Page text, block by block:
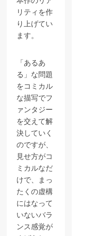
リティを作
り上げてい
ます。
「あるあ
る」な問題
をコミカル
な描写でフ
ァンタジー
を交えて解
決していく
のですが、
見せ方がコ
ミカルなだ
けで、まっ
たくの虚構
にはなって
いないバラ
ンス感覚が